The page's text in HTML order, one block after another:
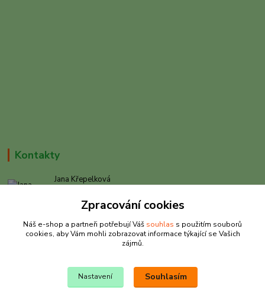
Kontakty
Jana Křepelková
(Po-Pá, 9-17 hod. , So 9-12 hod.)
info@rybarkrepelkova.cz
Zpracování cookies
Náš e-shop a partneři potřebují Váš souhlas s použitím souborů
cookies, aby Vám mohli zobrazovat informace týkající se Vašich
zájmů.
Nastavení Souhlasím